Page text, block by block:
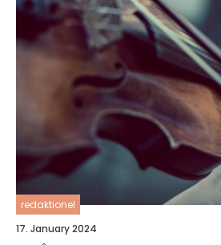
redaktionel
17. January 2024